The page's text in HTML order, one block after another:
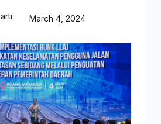
March 4, 2024